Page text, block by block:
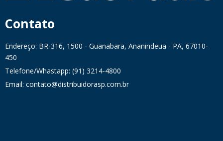
Contato
Endereço: BR-316, 1500 - Guanabara, Ananindeua - PA, 67010-
450
Telefone/Whastapp: (91) 3214-4800
Email: contato@distribuidorasp.com.br